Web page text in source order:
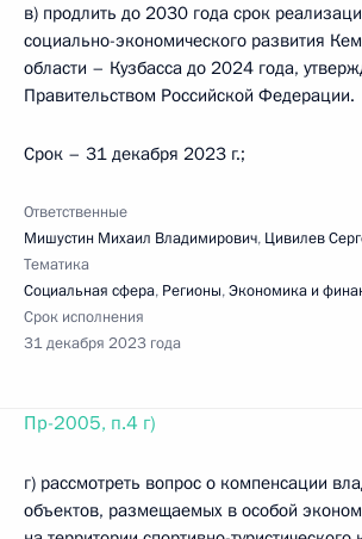
в) продлить до 2030 года срок
социально-экономического развития
области – Кузбасса до 2024 года,
Правительством Российской Федерации.
Срок – 31 декабря 2023 г.;
Ответственные
Мишустин Михаил Владимирович, Цивилев
Тематика
Социальная сфера, Регионы,Экономика и
Срок исполнения
31 декабря 2023 года
Пр-2005, п.4 г)
г) рассмотреть вопрос о компенсации
объектов, размещаемых в особой